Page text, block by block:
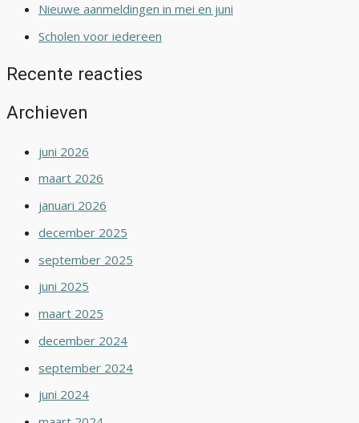
Nieuwe aanmeldingen in mei en juni
Scholen voor iedereen
Recente reacties
Archieven
juni 2026
maart 2026
januari 2026
december 2025
september 2025
juni 2025
maart 2025
december 2024
september 2024
juni 2024